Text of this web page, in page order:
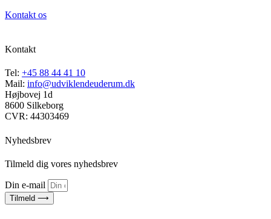
Kontakt os
Kontakt
Tel: +45 88 44 41 10
Mail: info@udviklendeuderum.dk
Højbovej 1d
8600 Silkeborg
CVR: 44303469
Nyhedsbrev
Tilmeld dig vores nyhedsbrev
Din e-mail
Tilmeld ⟶